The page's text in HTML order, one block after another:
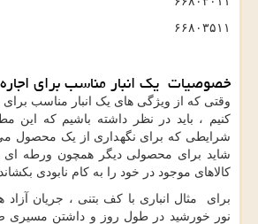
۶۶۸۰۳۵۱۱
خصوصیات یک انبار مناسب برای اجاره
وقتی که از ویژگی های یک انبار مناسب
کنیم ، باید در نظر داشته باشیم که این
شرایطی که برای نگهداری از یک محصول می
شاید برای محصولی دیگر همچون ورطه ای
کالاهای موجود در خود را به کام نابودی
برای مثال انباری با کف بتنی ، جریان آزاد
نور خورشید در طول روز و داشتن مسیری